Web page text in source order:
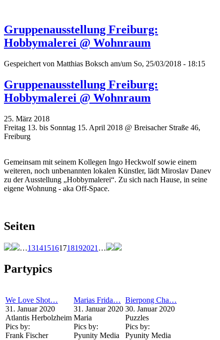
Gruppenausstellung Freiburg:
Hobbymalerei @ Wohnraum
Gespeichert von Matthias Boksch am/um So, 25/03/2018 - 18:15
Gruppenausstellung Freiburg:
Hobbymalerei @ Wohnraum
25. März 2018
Freitag 13. bis Sonntag 15. April 2018 @ Breisacher Straße 46,
Freiburg
Gemeinsam mit seinem Kollegen Ingo Heckwolf sowie einem
weiteren, noch unbenannten lokalen Künstler, lädt Miroslav Danev
zu der Ausstellung „Hobbymalerei“. Zu sich nach Hause, in seine
eigene Wohnung - aka Off-Space.
Seiten
…131415161718192021 …
Partypics
We Love Shot…
31. Januar 2020
Atlantis Herbolzheim
Pics by:
Frank Fischer
Marias Frida…
31. Januar 2020
Maria
Pics by:
Pyunity Media
Bierpong Cha…
30. Januar 2020
Puzzles
Pics by:
Pyunity Media